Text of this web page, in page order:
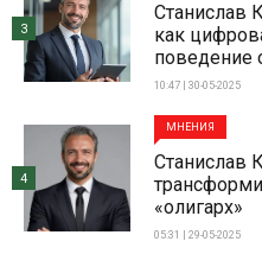
Станислав
как
поведение
10:47 | 30-05-2025
3
МНЕНИЯ
Станислав
«олигарх»
05:31 | 29-05-2025
4